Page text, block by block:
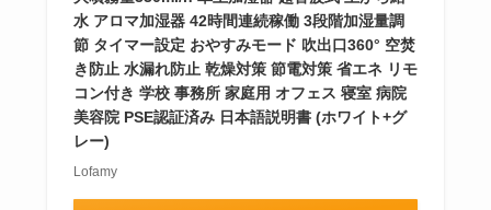
水 アロマ加湿器 42時間連続稼働 3段階加湿量調
節 タイマー設定 おやすみモード 吹出口360° 空焚
き防止 水漏れ防止 乾燥対策 節電対策 省エネ リモ
コン付き 学校 事務所 家庭用 オフェス 寝室 病院
美容院 PSE認証済み 日本語説明書 (ホワイト+グ
レー)
Lofamy